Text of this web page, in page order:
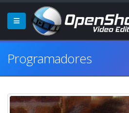
Programadores